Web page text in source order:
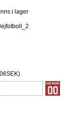
i lager